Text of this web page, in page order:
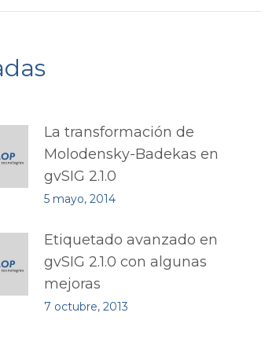
La transformación de
Molodensky-Badekas en
gvSIG 2.1.0
5 mayo, 2014
Etiquetado avanzado en
gvSIG 2.1.0 con algunas
mejoras
7 octubre, 2013